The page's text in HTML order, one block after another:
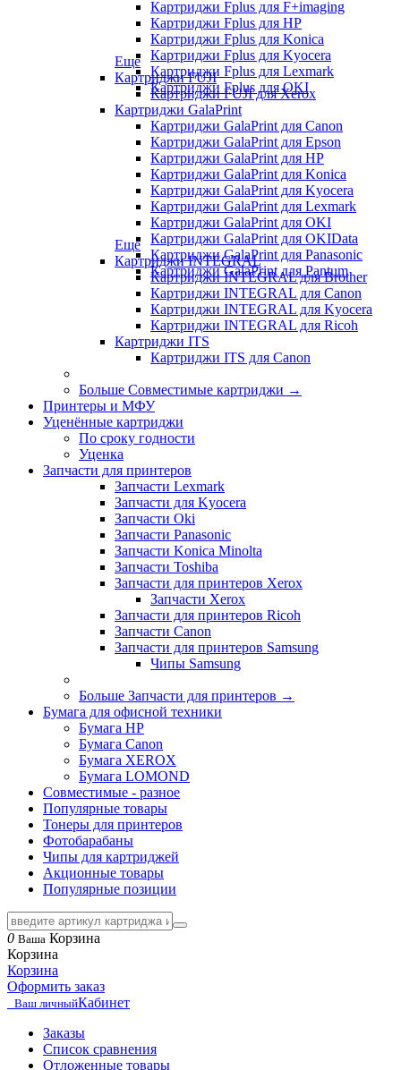
Картриджи Fplus для F+imaging
Картриджи Fplus для HP
Картриджи Fplus для Konica
Картриджи Fplus для Kyocera
Картриджи Fplus для Lexmark
Картриджи Fplus для OKI
Еще
Картриджи FUJI
Картриджи FUJI для Xerox
Картриджи GalaPrint
Картриджи GalaPrint для Canon
Картриджи GalaPrint для Epson
Картриджи GalaPrint для HP
Картриджи GalaPrint для Konica
Картриджи GalaPrint для Kyocera
Картриджи GalaPrint для Lexmark
Картриджи GalaPrint для OKI
Картриджи GalaPrint для OKIData
Картриджи GalaPrint для Panasonic
Картриджи GalaPrint для Pantum
Еще
Картриджи INTEGRAL
Картриджи INTEGRAL для Brother
Картриджи INTEGRAL для Canon
Картриджи INTEGRAL для Kyocera
Картриджи INTEGRAL для Ricoh
Картриджи ITS
Картриджи ITS для Canon
Больше Совместимые картриджи →
Принтеры и МФУ
Уценённые картриджи
По сроку годности
Уценка
Запчасти для принтеров
Запчасти Lexmark
Запчасти для Kyocera
Запчасти Oki
Запчасти Panasonic
Запчасти Koniсa Minolta
Запчасти Toshiba
Запчасти для принтеров Xerox
Запчасти Xerox
Запчасти для принтеров Ricoh
Запчасти Canon
Запчасти для принтеров Samsung
Чипы Samsung
Больше Запчасти для принтеров →
Бумага для офисной техники
Бумага HP
Бумага Canon
Бумага XEROX
Бумага LOMOND
Совместимые - разное
Популярные товары
Тонеры для принтеров
Фотобарабаны
Чипы для картриджей
Акционные товары
Популярные позиции
0 Ваша Корзина
Корзина
Корзина
Оформить заказ
Ваш личныйКабинет
Заказы
Список сравнения
Отложенные товары